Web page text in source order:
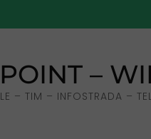
–
– TIM – INFOSTRADA –